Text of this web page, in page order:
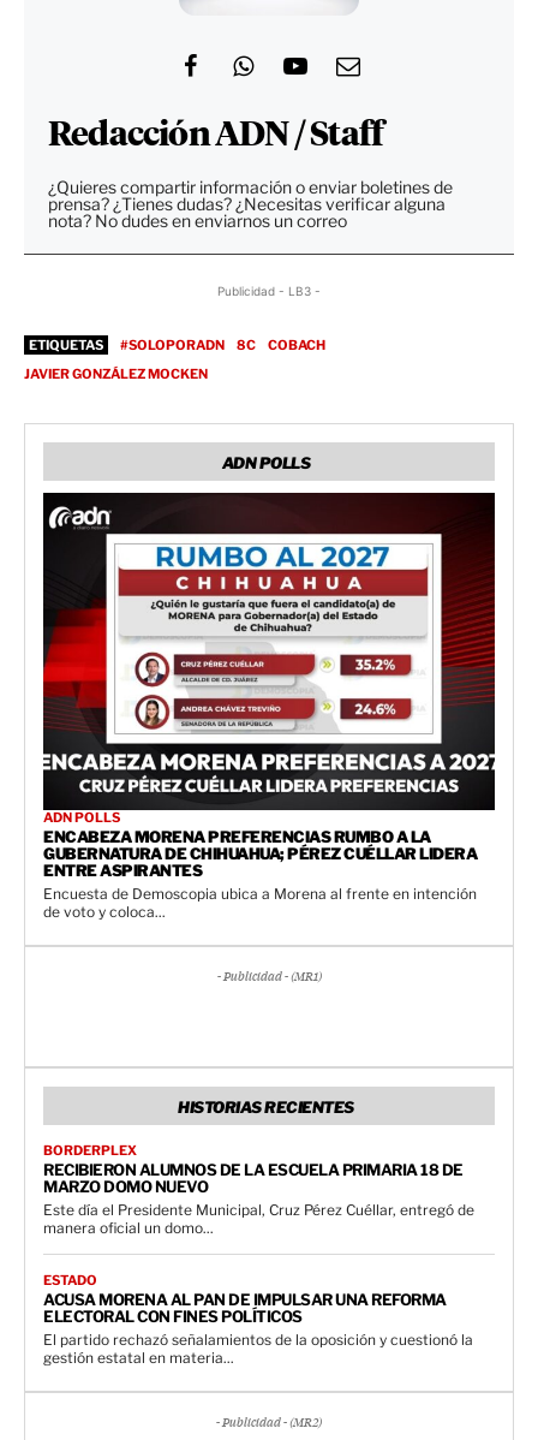
Redacción ADN / Staff
¿Quieres compartir información o enviar boletines de
prensa? ¿Tienes dudas? ¿Necesitas verificar alguna
nota? No dudes en enviarnos un correo
Publicidad - LB3 -
ETIQUETAS #SOLOPORADN 8C
COBACH
JAVIER GONZÁLEZ MOCKEN
ADN POLLS
ADN POLLS
ENCABEZA MORENA PREFERENCIAS RUMBO A LA
GUBERNATURA DE CHIHUAHUA; PÉREZ CUÉLLAR LIDERA
ENTRE ASPIRANTES
Encuesta de Demoscopia ubica a Morena al frente en intención
de voto y coloca...
- Publicidad - (MR1)
HISTORIAS RECIENTES
BORDERPLEX
RECIBIERON ALUMNOS DE LA ESCUELA PRIMARIA 18 DE
MARZO DOMO NUEVO
Este día el Presidente Municipal, Cruz Pérez Cuéllar, entregó de
manera oficial un domo...
ESTADO
ACUSA MORENA AL PAN DE IMPULSAR UNA REFORMA
ELECTORAL CON FINES POLÍTICOS
El partido rechazó señalamientos de la oposición y cuestionó la
gestión estatal en materia...
- Publicidad - (MR2)